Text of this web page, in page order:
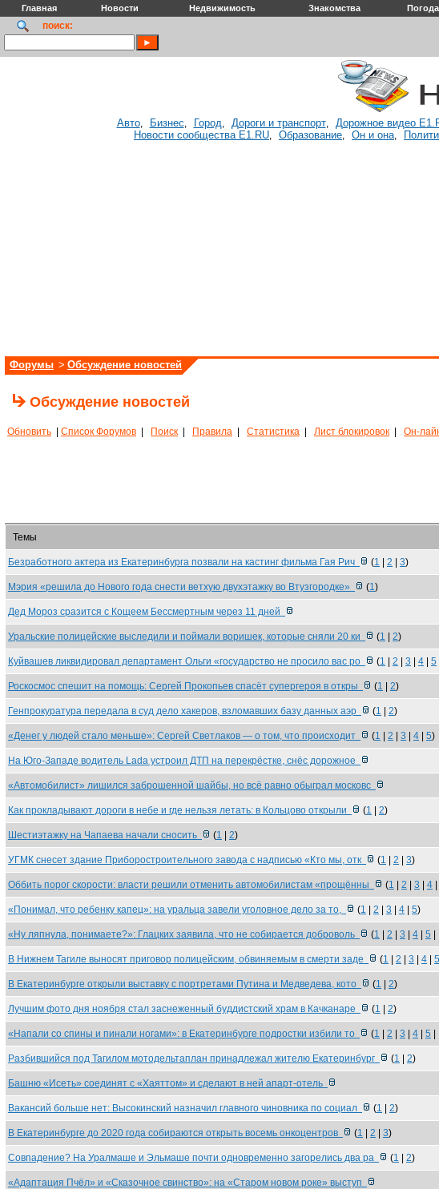
Главная Новости Недвижимость Знакомства Погода
поиск:
Авто, Бизнес, Город, Дороги и транспорт, Дорожное видео
Новости сообщества E1.RU, Образование, Он и она,
Форумы > Обсуждение новостей
Обсуждение новостей
Обновить Список Форумов Поиск Правила Статистика Лист блокировок Он-
Темы
Безработного актера из Екатеринбурга позвали на кастинг фильма Гая Рич (1 2 3)
Мэрия «решила до Нового года снести ветхую двухэтажку во Втузгородке» (1)
Дед Мороз сразится с Кощеем Бессмертным через 11 дней
Уральские полицейские выследили и поймали воришек, которые сняли 20 ки (1 2)
Куйвашев ликвидировал департамент Ольги «государство не просило вас ро (1 2 3 4 5
Роскосмос спешит на помощь: Сергей Прокопьев спасёт супергероя в откры (1 2)
Генпрокуратура передала в суд дело хакеров, взломавших базу данных аэр (1 2)
«Денег у людей стало меньше»: Сергей Светлаков — о том, что происходит (1 2 3 4 5)
На Юго-Западе водитель Lada устроил ДТП на перекрёстке, снёс дорожное
«Автомобилист» лишился заброшенной шайбы, но всё равно обыграл московс
Как прокладывают дороги в небе и где нельзя летать: в Кольцово открыли (1 2)
Шестиэтажку на Чапаева начали сносить (1 2)
УГМК снесет здание Приборостроительного завода с надписью «Кто мы, отк (1 2 3)
Оббить порог скорости: власти решили отменить автомобилистам «прощённы (1 2 3 4
«Понимал, что ребенку капец»: на уральца завели уголовное дело за то, (1 2 3 4 5)
«Ну ляпнула, понимаете?»: Глацких заявила, что не собирается доброволь (1 2 3 4 5 |
В Нижнем Тагиле выносят приговор полицейским, обвиняемым в смерти заде (1 2 3 4 5
В Екатеринбурге открыли выставку с портретами Путина и Медведева, кото (1 2)
Лучшим фото дня ноября стал заснеженный буддистский храм в Качканаре (1 2)
«Напали со спины и пинали ногами»: в Екатеринбурге подростки избили то (1 2 3 4 5 |
Разбившийся под Тагилом мотодельтаплан принадлежал жителю Екатеринбург (1 2)
Башню «Исеть» соединят с «Хаяттом» и сделают в ней апарт-отель
Вакансий больше нет: Высокинский назначил главного чиновника по социал (1 2)
В Екатеринбурге до 2020 года собираются открыть восемь онкоцентров (1 2 3)
Совпадение? На Уралмаше и Эльмаше почти одновременно загорелись два ра (1 2)
«Адаптация Пчёл» и «Сказочное свинство»: на «Старом новом роке» выступ